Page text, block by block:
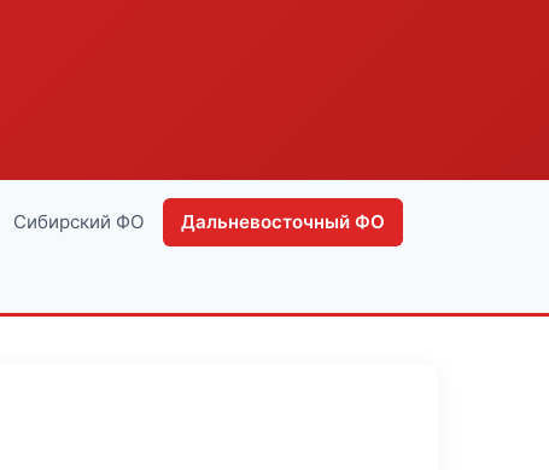
Сибирский ФО Дальневосточный ФО